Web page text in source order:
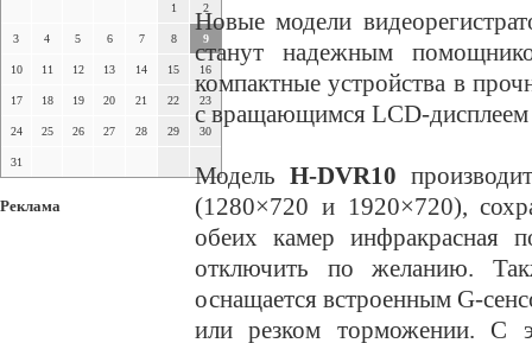
1 2
3 4 5 6 7 8 9
10 11 12 13 14 15 16
17 18 19 20 21 22 23
24 25 26 27 28 29 30
31
Реклама
Новые модели
станут надежным
компактные устройства в
с вращающимся LCD-
Модель H-DVR10
(1280×720 и 1920×720),
обеих камер инфракрасная
отключить по желанию.
оснащается встроенным G-
или резком торможении. С